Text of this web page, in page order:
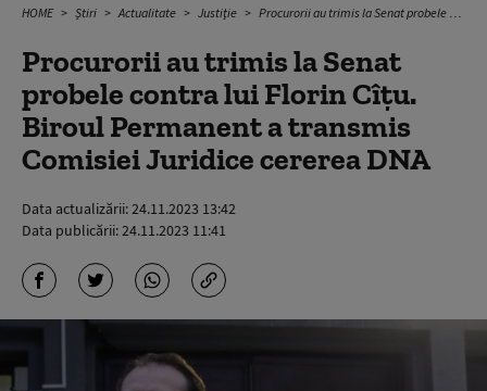
HOME Știri Actualitate Justiție Procurorii au trimis la Senat probele contra lui Florin Cîțu. Biroul Permanent a transmis Comisiei Juridice cererea DNA
Procurorii au trimis la Senat
probele contra lui Florin Cîțu.
Biroul Permanent a transmis
Comisiei Juridice cererea DNA
Data actualizării:24.11.2023 13:42
Data publicării:24.11.2023 11:41